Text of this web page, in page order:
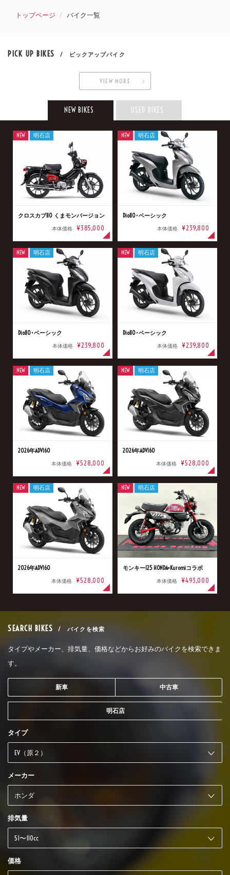
トップページ バイク一覧
PICK UP BIKES / ピックアップバイク
VIEW MORE
NEW BIKES USED BIKES
クロスカブ110 くまモンバージョン
本体価格 ¥385,000
NEW 明石店
Dio110･ベーシック
本体価格 ¥239,800
NEW 明石店
Dio110･ベーシック
本体価格 ¥239,800
NEW 明石店
Dio110･ベーシック
本体価格 ¥239,800
NEW 明石店
2026年ADV160
本体価格 ¥528,000
NEW 明石店
2026年ADV160
本体価格 ¥528,000
NEW 明石店
2026年ADV160
本体価格 ¥528,000
NEW 明石店
モンキー125 HONDA×Kuromiコラボ
本体価格 ¥493,000
NEW 明石店
SEARCH BIKES / バイクを検索
タイプやメーカー、排気量、価格などからお好みのバイクを検索できま
す。
新車 中古車
明石店
タイプ
メーカー
排気量
価格